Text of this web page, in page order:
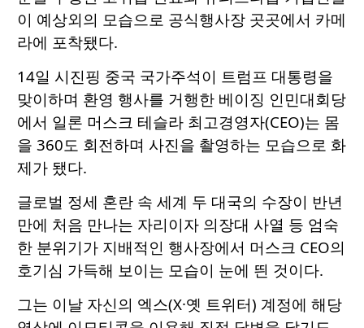
이 예상외의 모습으로 공식행사장 곳곳에서 카메
라에 포착됐다.
14일 시진핑 중국 국가주석이 트럼프 대통령을
맞이하며 환영 행사를 거행한 베이징 인민대회당
에서 일론 머스크 테슬라 최고경영자(CEO)는 몸
을 360도 회전하며 사진을 촬영하는 모습으로 화
제가 됐다.
글로벌 정세 혼란 속 세계 두 대국의 수장이 반년
만에 처음 만나는 자리이자 의장대 사열 등 엄숙
한 분위기가 지배적인 행사장에서 머스크 CEO의
호기심 가득해 보이는 모습이 눈에 띈 것이다.
그는 이날 자신의 엑스(X·옛 트위터) 계정에 해당